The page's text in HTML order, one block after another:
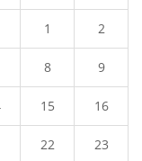
1 2
8 9
15 16
22 23